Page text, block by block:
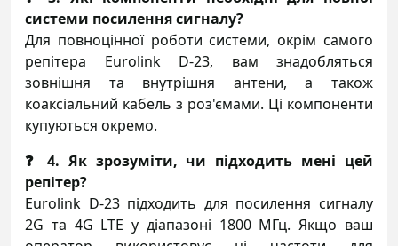
системи посилення сигналу?
Для повноцінної роботи системи, окрім самого
репітера Eurolink D-23, вам знадобляться
зовнішня та внутрішня антени, а також
коаксіальний кабель з роз'ємами. Ці компоненти
купуються окремо.
❓ 4. Як зрозуміти, чи підходить мені цей
репітер?
Eurolink D-23 підходить для посилення сигналу
2G та 4G LTE у діапазоні 1800 МГц. Якщо ваш